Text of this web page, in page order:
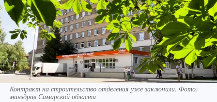
Контракт на строительство отделения уже заключили. Фото:
минздрав Самарской области